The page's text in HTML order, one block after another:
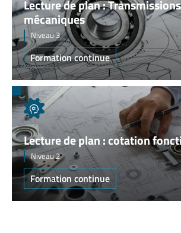
Lecture de plan : Transmissions
mécaniques
Niveau 3
Formation continue
Lecture de plan : cotation
Niveau 2
Formation continue